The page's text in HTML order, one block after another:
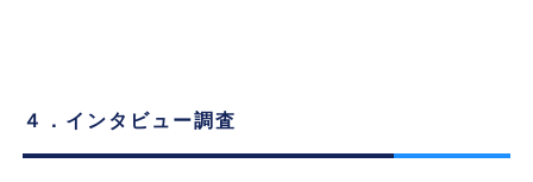
４．インタビュー調査